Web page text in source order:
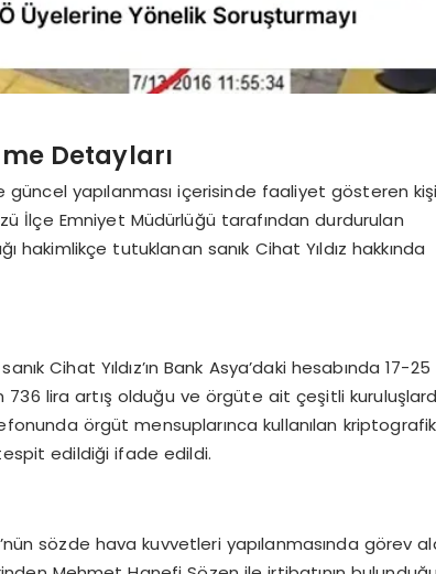
Detayları
güncel yapılanması içerisinde faaliyet gösteren
İlçe Emniyet Müdürlüğü tarafından durdurulan
hakimlikçe tutuklanan sanık Cihat Yıldız hakkında
Cihat Yıldız’ın Bank Asya’daki hesabında 17-25
736 lira artış olduğu ve örgüte ait çeşitli
örgüt mensuplarınca kullanılan kriptografik
edildiği ifade edildi.
sözde hava kuvvetleri yapılanmasında görev